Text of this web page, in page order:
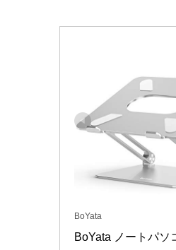
BoYata
BoYata ノートパソ